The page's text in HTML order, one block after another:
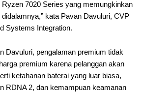
Ryzen 7020 Series yang memungkinkan
kata Pavan Davuluri, CVP
Systems Integration.
Davuluri, pengalaman premium tidak
premium karena pelanggan akan
ketahanan baterai yang luar biasa,
RDNA 2, dan kemampuan keamanan